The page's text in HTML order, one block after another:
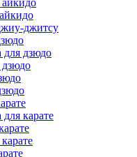
джитсу
дзюдо
карате